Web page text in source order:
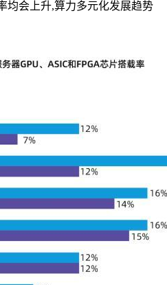
均会上升,算力多元化发展趋势